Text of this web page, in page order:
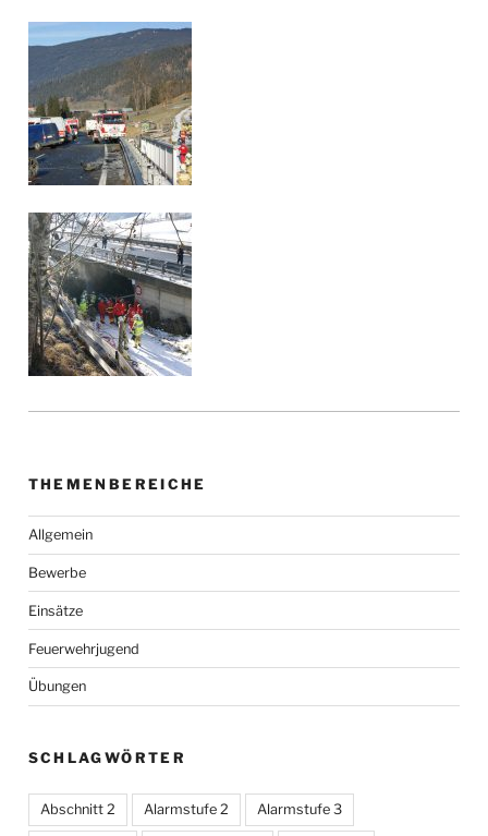
THEMENBEREICHE
Allgemein
Bewerbe
Einsätze
Feuerwehrjugend
Übungen
SCHLAGWÖRTER
Abschnitt 2 Alarmstufe 2 Alarmstufe 3